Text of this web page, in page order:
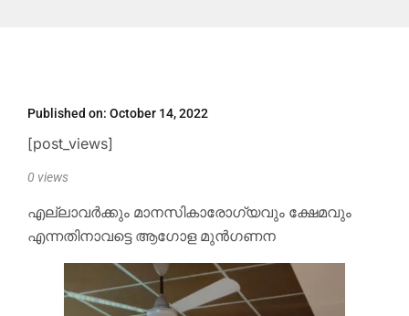
Published on: October 14, 2022
[post_views]
0 views
എല്ലാവർക്കും മാനസികാരോഗ്യവും ക്ഷേമവും
എന്നതിനാവട്ടെ ആഗോള മുൻഗണന